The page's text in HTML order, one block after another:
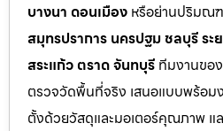
บางนา ดอนเมือง หรือย่านปริมณ
สมุทรปราการ นครปฐม ชลบุรี ระ
สระแก้ว ตราด จันทบุรี ทีมงานขอ
ตรวจวัดพื้นที่จริง เสนอแบบพร้อม
ตั้งด้วยวัสดุและมอเตอร์คุณภาพ แ